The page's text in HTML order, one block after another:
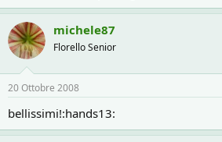
michele87
Florello Senior
20 Ottobre 2008
bellissimi!:hands13: